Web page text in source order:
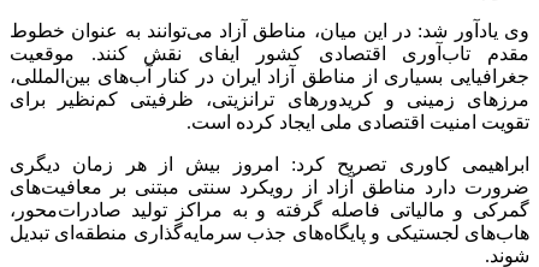
وی یادآور شد: در این میان، مناطق آزاد می‌توانند به عنوان خطوط
مقدم تاب‌آوری اقتصادی کشور ایفای نقش کنند. موقعیت
جغرافیایی بسیاری از مناطق آزاد ایران در کنار آب‌های بین‌المللی،
مرزهای زمینی و کریدورهای ترانزیتی، ظرفیتی کم‌نظیر برای
تقویت امنیت اقتصادی ملی ایجاد کرده است.
ابراهیمی کاوری تصریح کرد: امروز بیش از هر زمان دیگری
ضرورت دارد مناطق آزاد از رویکرد سنتی مبتنی بر معافیت‌های
گمرکی و مالیاتی فاصله گرفته و به مراکز تولید صادرات‌محور،
هاب‌های لجستیکی و پایگاه‌های جذب سرمایه‌گذاری منطقه‌ای تبدیل
شوند.